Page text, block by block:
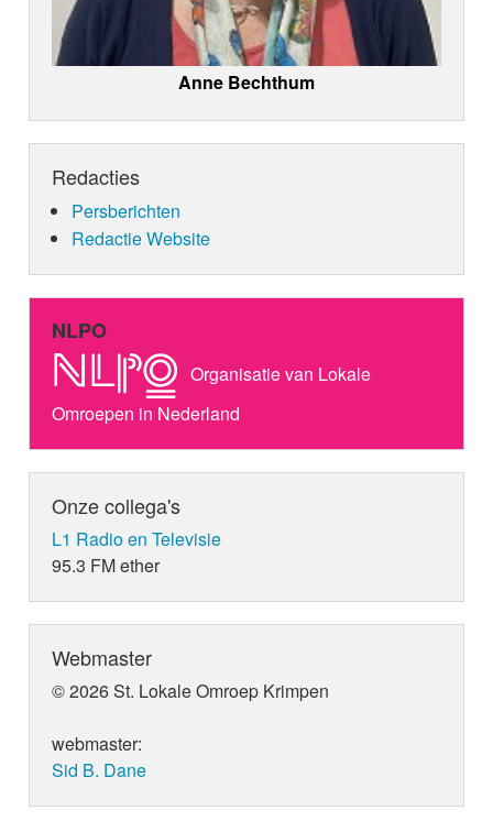
Anne Bechthum
Redacties
Persberichten
Redactie Website
NLPO
Organisatie van Lokale
Omroepen in Nederland
Onze collega's
L1 Radio en Televisie
95.3 FM ether
Webmaster
© 2026 St. Lokale Omroep Krimpen
webmaster:
Sid B. Dane